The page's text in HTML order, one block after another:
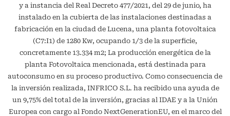
y a instancia del Real Decreto 477/2021, del 29 de junio, ha
instalado en la cubierta de las instalaciones destinadas a
fabricación en la ciudad de Lucena, una planta fotovoltaica
(C7:I1) de 1280 Kw, ocupando 1/3 de la superficie,
concretamente 13.334 m2; La producción energética de la
planta Fotovoltaica mencionada, está destinada para
autoconsumo en su proceso productivo. Como consecuencia de
la inversión realizada, INFRICO S.L. ha recibido una ayuda de
un 9,75% del total de la inversión, gracias al IDAE y a la Unión
Europea con cargo al Fondo NextGenerationEU, en el marco del